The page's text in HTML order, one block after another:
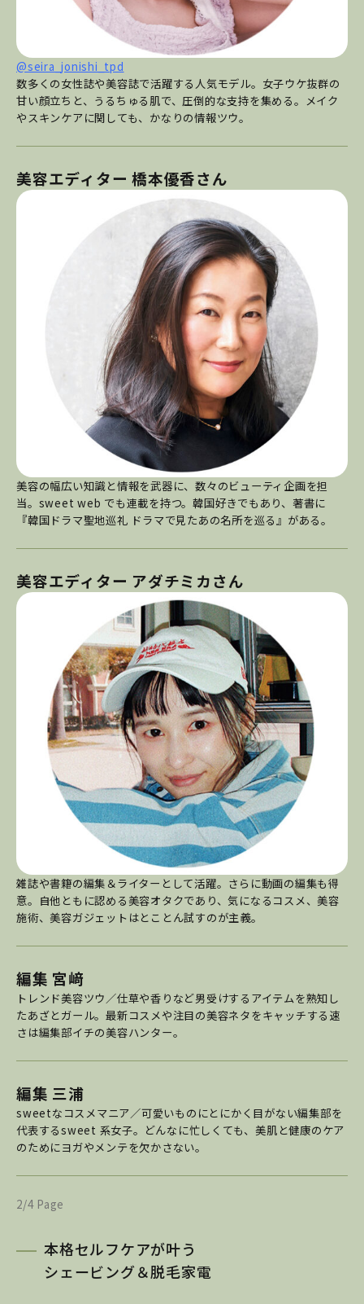
@seira_jonishi_tpd
数多くの女性誌や美容誌で活躍する人気モデル。女子ウケ抜群の
甘い顔立ちと、うるちゅる肌で、圧倒的な支持を集める。メイク
やスキンケアに関しても、かなりの情報ツウ。
美容エディター 橋本優香さん
美容の幅広い知識と情報を武器に、数々のビューティ企画を担
当。sweet web でも連載を持つ。韓国好きでもあり、著書に
『韓国ドラマ聖地巡礼 ドラマで見たあの名所を巡る』がある。
美容エディター アダチミカさん
雑誌や書籍の編集＆ライターとして活躍。さらに動画の編集も得
意。自他ともに認める美容オタクであり、気になるコスメ、美容
施術、美容ガジェットはとことん試すのが主義。
編集 宮﨑
トレンド美容ツウ／仕草や香りなど男受けするアイテムを熟知し
たあざとガール。最新コスメや注目の美容ネタをキャッチする速
さは編集部イチの美容ハンター。
編集 三浦
sweetなコスメマニア／可愛いものにとにかく目がない編集部を
代表するsweet 系女子。どんなに忙しくても、美肌と健康のケア
のためにヨガやメンテを欠かさない。
2/4 Page
本格セルフケアが叶う
シェービング＆脱毛家電